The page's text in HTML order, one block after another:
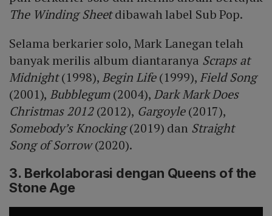
The Winding Sheetdibawah label Sub Pop.
Selama berkarier solo, Mark Lanegan telah
banyak merilis album diantaranya Scraps at
Midnight(1998), Begin Life(1999), Field Song
(2001), Bubblegum(2004), Dark Mark Does
Christmas 2012(2012), Gargoyle(2017),
Somebody’s Knocking(2019) dan Straight
Song of Sorrow(2020).
3. Berkolaborasi dengan Queens of the
Stone Age